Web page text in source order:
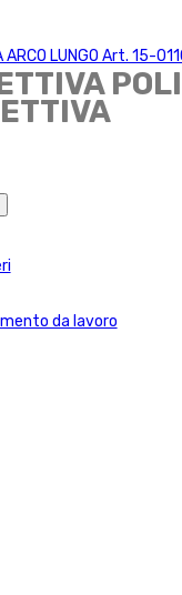
ARCO LUNGO Art. 15-
da lavoro